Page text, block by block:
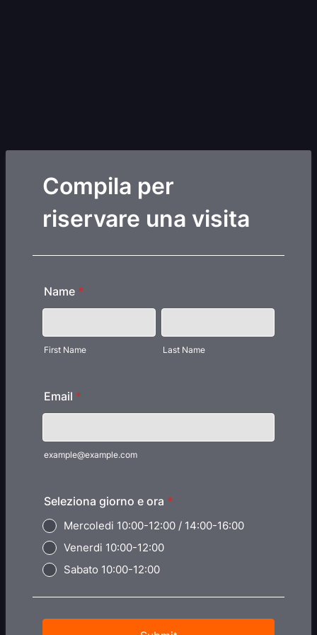
Compila per
riservare una visita
Name *
First Name Last Name
Email *
example@example.com
Seleziona giorno e ora *
Mercoledi 10:00-12:00 / 14:00-16:00
Venerdi 10:00-12:00
Sabato 10:00-12:00